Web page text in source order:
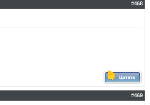
#468
#469